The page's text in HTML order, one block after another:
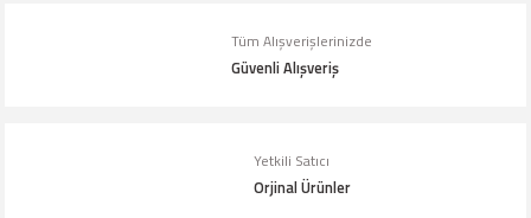
Tüm Alışverişlerinizde
Güvenli Alışveriş
Yetkili Satıcı
Orjinal Ürünler